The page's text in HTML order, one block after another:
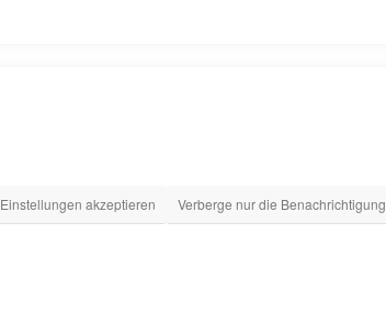
Einstellungen akzeptieren Verberge nur die Benachrichtigung